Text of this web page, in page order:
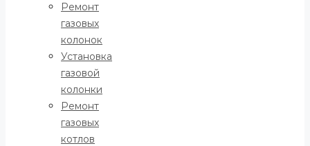
Ремонт
газовых
колонок
Установка
газовой
колонки
Ремонт
газовых
котлов